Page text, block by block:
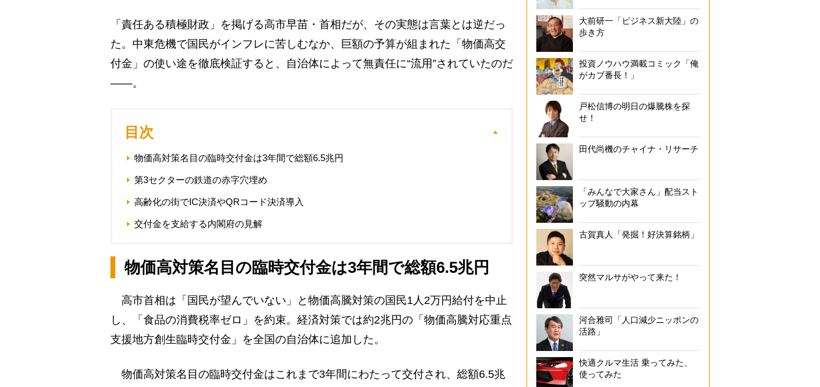
「責任ある積極財政」を掲げる高市早苗・首相だが、その実態は言葉とは逆だっ
た。中東危機で国民がインフレに苦しむなか、巨額の予算が組まれた「物価高交
付金」の使い途を徹底検証すると、自治体によって無責任に“流用”されていたのだ
――。
目次
物価高対策名目の臨時交付金は3年間で総額6.5兆円
第3セクターの鉄道の赤字穴埋め
高齢化の街でIC決済やQRコード決済導入
交付金を支給する内閣府の見解
物価高対策名目の臨時交付金は3年間で総額6.5兆円
高市首相は「国民が望んでいない」と物価高騰対策の国民1人2万円給付を中止
し、「食品の消費税率ゼロ」を約束。経済対策では約2兆円の「物価高騰対応重点
支援地方創生臨時交付金」を全国の自治体に追加した。
物価高対策名目の臨時交付金はこれまで3年間にわたって交付され、総額6.5兆
大前研一「ビジネス新大陸」の
歩き方
投資ノウハウ満載コミック「俺
がカブ番長！」
戸松信博の明日の爆騰株を探
せ！
田代尚機のチャイナ・リサーチ
「みんなで大家さん」配当スト
ップ騒動の内幕
古賀真人「発掘！好決算銘柄」
突然マルサがやって来た！
河合雅司「人口減少ニッポンの
活路」
快適クルマ生活 乗ってみた、
使ってみた